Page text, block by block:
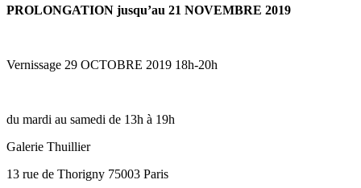
PROLONGATION jusqu’au 21 NOVEMBRE 2019
Vernissage 29 OCTOBRE 2019 18h-20h
du mardi au samedi de 13h à 19h
Galerie Thuillier
13 rue de Thorigny 75003 Paris